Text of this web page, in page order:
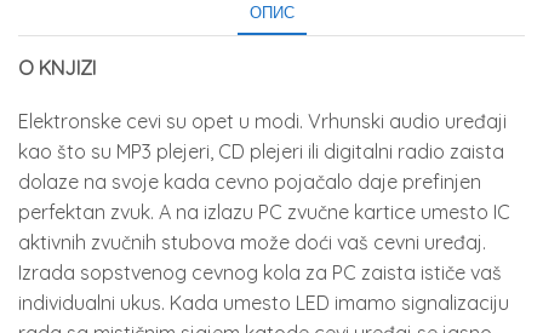
ОПИС
O KNJIZI
Elektronske cevi su opet u modi. Vrhunski audio uređaji
kao što su MP3 plejeri, CD plejeri ili digitalni radio zaista
dolaze na svoje kada cevno pojačalo daje prefinjen
perfektan zvuk. A na izlazu PC zvučne kartice umesto IC
aktivnih zvučnih stubova može doći vaš cevni uređaj.
Izrada sopstvenog cevnog kola za PC zaista ističe vaš
individualni ukus. Kada umesto LED imamo signalizaciju